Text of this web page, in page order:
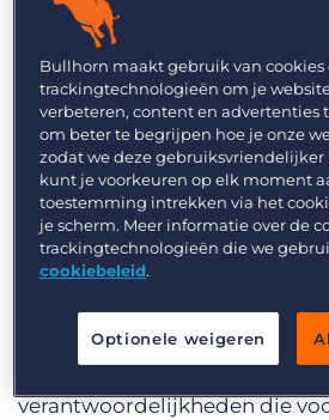
veranderd, omdat volgens
Systeem en de al bestaande
privacy van stakeholders al
kader van continu verbeteren,
besloten om de processen en
richten conform de ISO 27001
is primair geënt op security
daardoor prima om de GDPR
koppelen. Het handboek is
combinatie van onze
de GDPR regels. DSG zal zich
verantwoordelijkheden die
Bullhorn maakt gebruik van cookies
trackingtechnologieën om je
verbeteren, content en advertenties
om beter te begrijpen hoe je onze
zodat we deze
kunt je voorkeuren op elk moment
toestemming intrekken via het
je scherm. Meer informatie over de
trackingtechnologieën die we
cookiebeleid.
Optionele weigeren